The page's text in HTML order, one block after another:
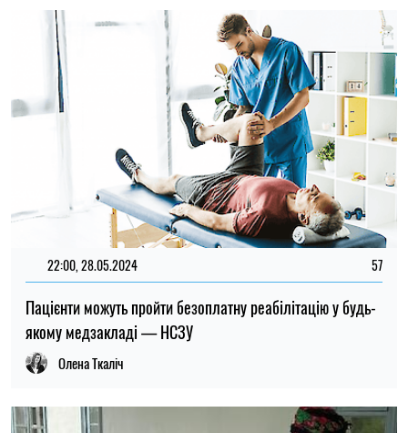
22:00, 28.05.2024 57
Пацієнти можуть пройти безоплатну реабілітацію у будь-
якому медзакладі — НСЗУ
Олена Ткаліч